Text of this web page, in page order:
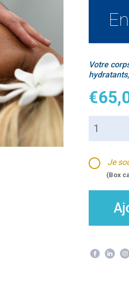
Votre
€
de
30mnJe
(Box